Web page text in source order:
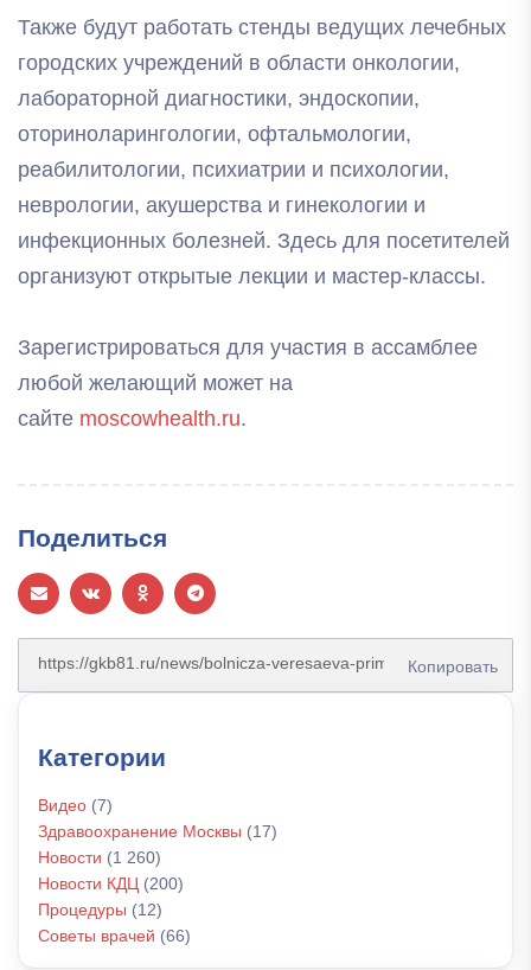
Также будут работать стенды ведущих лечебных
городских учреждений в области онкологии,
лабораторной диагностики, эндоскопии,
оториноларингологии, офтальмологии,
реабилитологии, психиатрии и психологии,
неврологии, акушерства и гинекологии и
инфекционных болезней. Здесь для посетителей
организуют открытые лекции и мастер-классы.
Зарегистрироваться для участия в ассамблее
любой желающий может на
сайте moscowhealth.ru.
Поделиться
Копировать
Категории
Видео (7)
Здравоохранение Москвы (17)
Новости (1 260)
Новости КДЦ (200)
Процедуры (12)
Советы врачей (66)